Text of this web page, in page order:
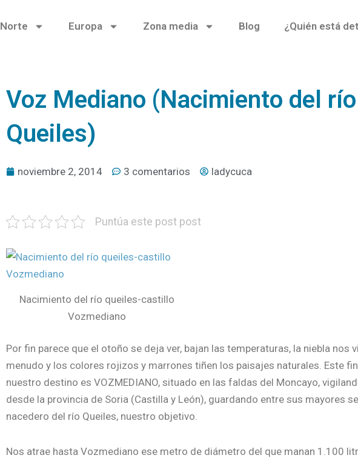
Norte Europa Zona media Blog ¿Quién está
Voz Mediano (Nacimiento del río
Queiles)
noviembre 2, 2014 3 comentarios ladycuca
Puntúa este post post
Nacimiento del río queiles-castillo
Vozmediano
Por fin parece que el otoño se deja ver, bajan las temperaturas, la niebla nos
menudo y los colores rojizos y marrones tiñen los paisajes naturales. Este
nuestro destino es VOZMEDIANO, situado en las faldas del Moncayo,
desde la provincia de Soria (Castilla y León), guardando entre sus mayores
nacedero del río Queiles, nuestro objetivo.
Nos atrae hasta Vozmediano ese metro de diámetro del que manan 1.100